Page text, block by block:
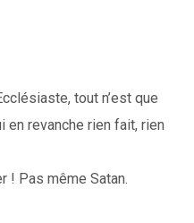
tout n’est que
en revanche rien fait, rien
! Pas même Satan.